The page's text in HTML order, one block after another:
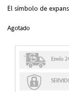
El símbolo de
Agotado